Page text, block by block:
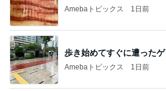
Amebaトピックス 1日前
歩き始めてすぐに遭った
Amebaトピックス 1日前